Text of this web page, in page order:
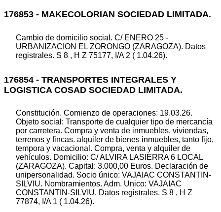
176853 - MAKECOLORIAN SOCIEDAD LIMITADA.
Cambio de domicilio social. C/ ENERO 25 -
URBANIZACION EL ZORONGO (ZARAGOZA). Datos
registrales. S 8 , H Z 75177, I/A 2 ( 1.04.26).
176854 - TRANSPORTES INTEGRALES Y
LOGISTICA COSAD SOCIEDAD LIMITADA.
Constitución. Comienzo de operaciones: 19.03.26.
Objeto social: Transporte de cualquier tipo de mercancía
por carretera. Compra y venta de inmuebles, viviendas,
terrenos y fincas. alquiler de bienes inmuebles, tanto fijo,
tempora y vacacional. Compra, venta y alquiler de
vehículos. Domicilio: C/ ALVIRA LASIERRA 6 LOCAL
(ZARAGOZA). Capital: 3.000,00 Euros. Declaración de
unipersonalidad. Socio único: VAJAIAC CONSTANTIN-
SILVIU. Nombramientos. Adm. Unico: VAJAIAC
CONSTANTIN-SILVIU. Datos registrales. S 8 , H Z
77874, I/A 1 ( 1.04.26).